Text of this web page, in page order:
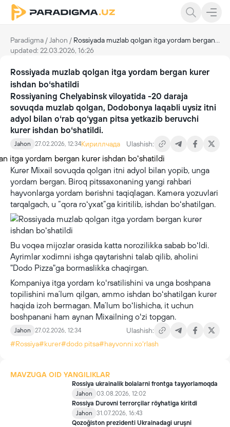
Paradigma / Jahon / Rossiyada muzlab qolgan itga yordam bergan kurer ishdan boʻshatildi
updated: 22.03.2026, 16:26
Rossiyada muzlab qolgan itga yordam bergan kurer
ishdan boʻshatildi
Rossiyaning Chelyabinsk viloyatida -20 daraja
sovuqda muzlab qolgan, Dodobonya laqabli uysiz itni
adyol bilan oʻrab qoʻygan pitsa yetkazib beruvchi
kurer ishdan boʻshatildi.
Jahon 27.02.2026, 12:34Кириллчада Ulashish:
Kurer Mixail sovuqda qolgan itni adyol bilan yopib, unga
yordam bergan. Biroq pitssaxonaning yangi rahbari
hayvonlarga yordam berishni taqiqlagan. Kamera yozuvlari
tarqalgach, u “qora roʻyxat”ga kiritilib, ishdan boʻshatilgan.
Bu voqea mijozlar orasida katta norozilikka sabab boʻldi.
Ayrimlar xodimni ishga qaytarishni talab qilib, aholini
"Dodo Pizza"ga bormaslikka chaqirgan.
Kompaniya itga yordam koʻrsatilishini va unga boshpana
topilishini maʼlum qilgan, ammo ishdan boʻshatilgan kurer
haqida izoh bermagan. Maʼlum boʻlishicha, it uchun
boshpanani ham aynan Mixailning oʻzi topgan.
Jahon 27.02.2026, 12:34
Ulashish:
#Rossiya#kurer#dodo pitsa#hayvonni xoʻrlash
MAVZUGA OID YANGILIKLAR
Rossiya ukrainalik bolalarni frontga tayyorlamoqda
Jahon
03.08.2026, 12:02
Rossiya Durovni terrorçilar röyhatiga kiritdi
Jahon
31.07.2026, 16:43
Qozoğiston prezidenti Ukrainadagi uruşni